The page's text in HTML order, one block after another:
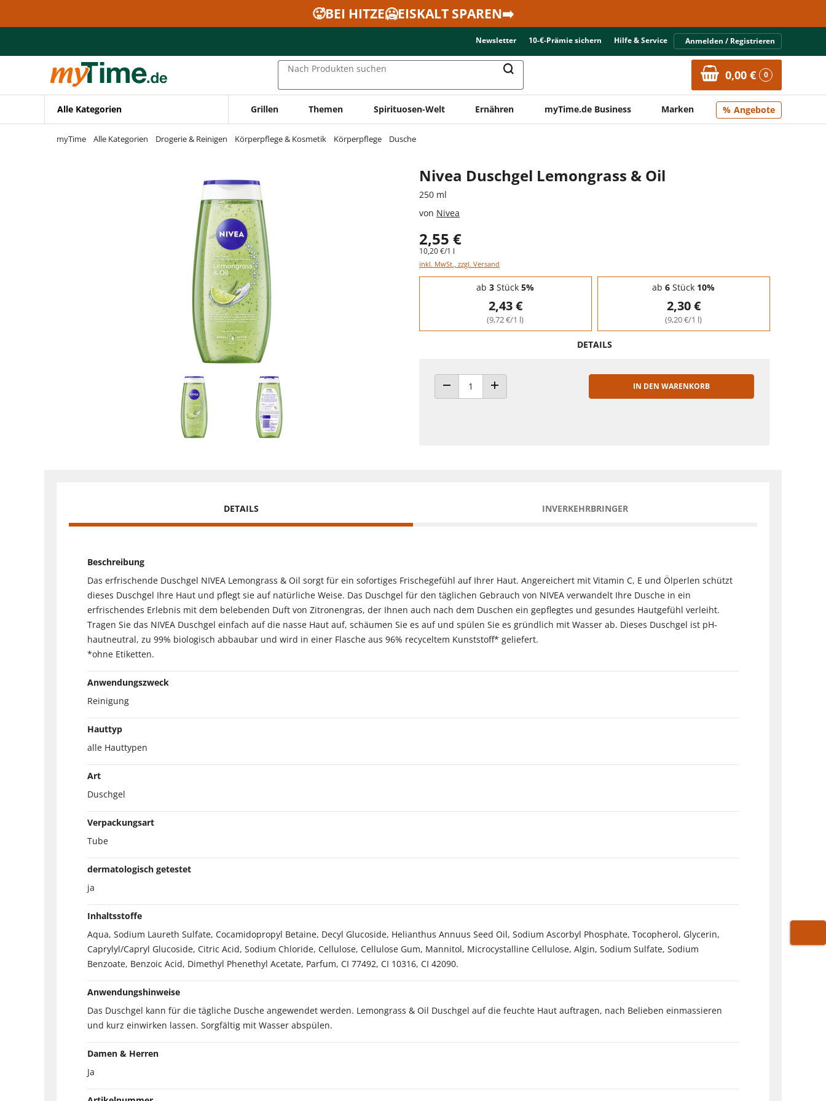
Zur Navigation springen
🥵BEI HITZE🥶EISKALT SPAREN➡️
Newsletter 10-€-Prämie sichern Hilfe & Service Anmelden / Registrieren
Nach Produkten suchen 0,00 € 0
Alle Kategorien Grillen Themen Spirituosen-Welt Ernähren myTime.de Business Marken Angebote
myTime Alle Kategorien Drogerie & Reinigen Körperpflege & Kosmetik Körperpflege Dusche
Nivea Duschgel Lemongrass & Oil
250 ml
von Nivea
2,55 €
10,20 €/1 l
inkl. MwSt., zzgl. Versand
Staffelpreise - Mengenrabatt
ab 3 Stück 5%
2,43 €
(9,72 €/1 l)
ab 6 Stück 10%
2,30 €
(9,20 €/1 l)
DETAILS
ANZAHL VERRINGERNANZAHL ERHÖHEN
IN DEN WARENKORB
DETAILS INVERKEHRBRINGER
Beschreibung
Das erfrischende Duschgel NIVEA Lemongrass & Oil sorgt für ein sofortiges Frischegefühl auf Ihrer Haut. Angereichert mit Vitamin C, E und Ölperlen schützt
dieses Duschgel Ihre Haut und pflegt sie auf natürliche Weise. Das Duschgel für den täglichen Gebrauch von NIVEA verwandelt Ihre Dusche in ein
erfrischendes Erlebnis mit dem belebenden Duft von Zitronengras, der Ihnen auch nach dem Duschen ein gepflegtes und gesundes Hautgefühl verleiht.
Tragen Sie das NIVEA Duschgel einfach auf die nasse Haut auf, schäumen Sie es auf und spülen Sie es gründlich mit Wasser ab. Dieses Duschgel ist pH-
hautneutral, zu 99% biologisch abbaubar und wird in einer Flasche aus 96% recyceltem Kunststoff* geliefert.
*ohne Etiketten.
Anwendungszweck
Reinigung
Hauttyp
alle Hauttypen
Art
Duschgel
Verpackungsart
Tube
dermatologisch getestet
ja
Inhaltsstoffe
Aqua, Sodium Laureth Sulfate, Cocamidopropyl Betaine, Decyl Glucoside, Helianthus Annuus Seed Oil, Sodium Ascorbyl Phosphate, Tocopherol, Glycerin,
Caprylyl/Capryl Glucoside, Citric Acid, Sodium Chloride, Cellulose, Cellulose Gum, Mannitol, Microcystalline Cellulose, Algin, Sodium Sulfate, Sodium
Benzoate, Benzoic Acid, Dimethyl Phenethyl Acetate, Parfum, CI 77492, CI 10316, CI 42090.
Anwendungshinweise
Das Duschgel kann für die tägliche Dusche angewendet werden. Lemongrass & Oil Duschgel auf die feuchte Haut auftragen, nach Belieben einmassieren
und kurz einwirken lassen. Sorgfältig mit Wasser abspülen.
Damen & Herren
Ja